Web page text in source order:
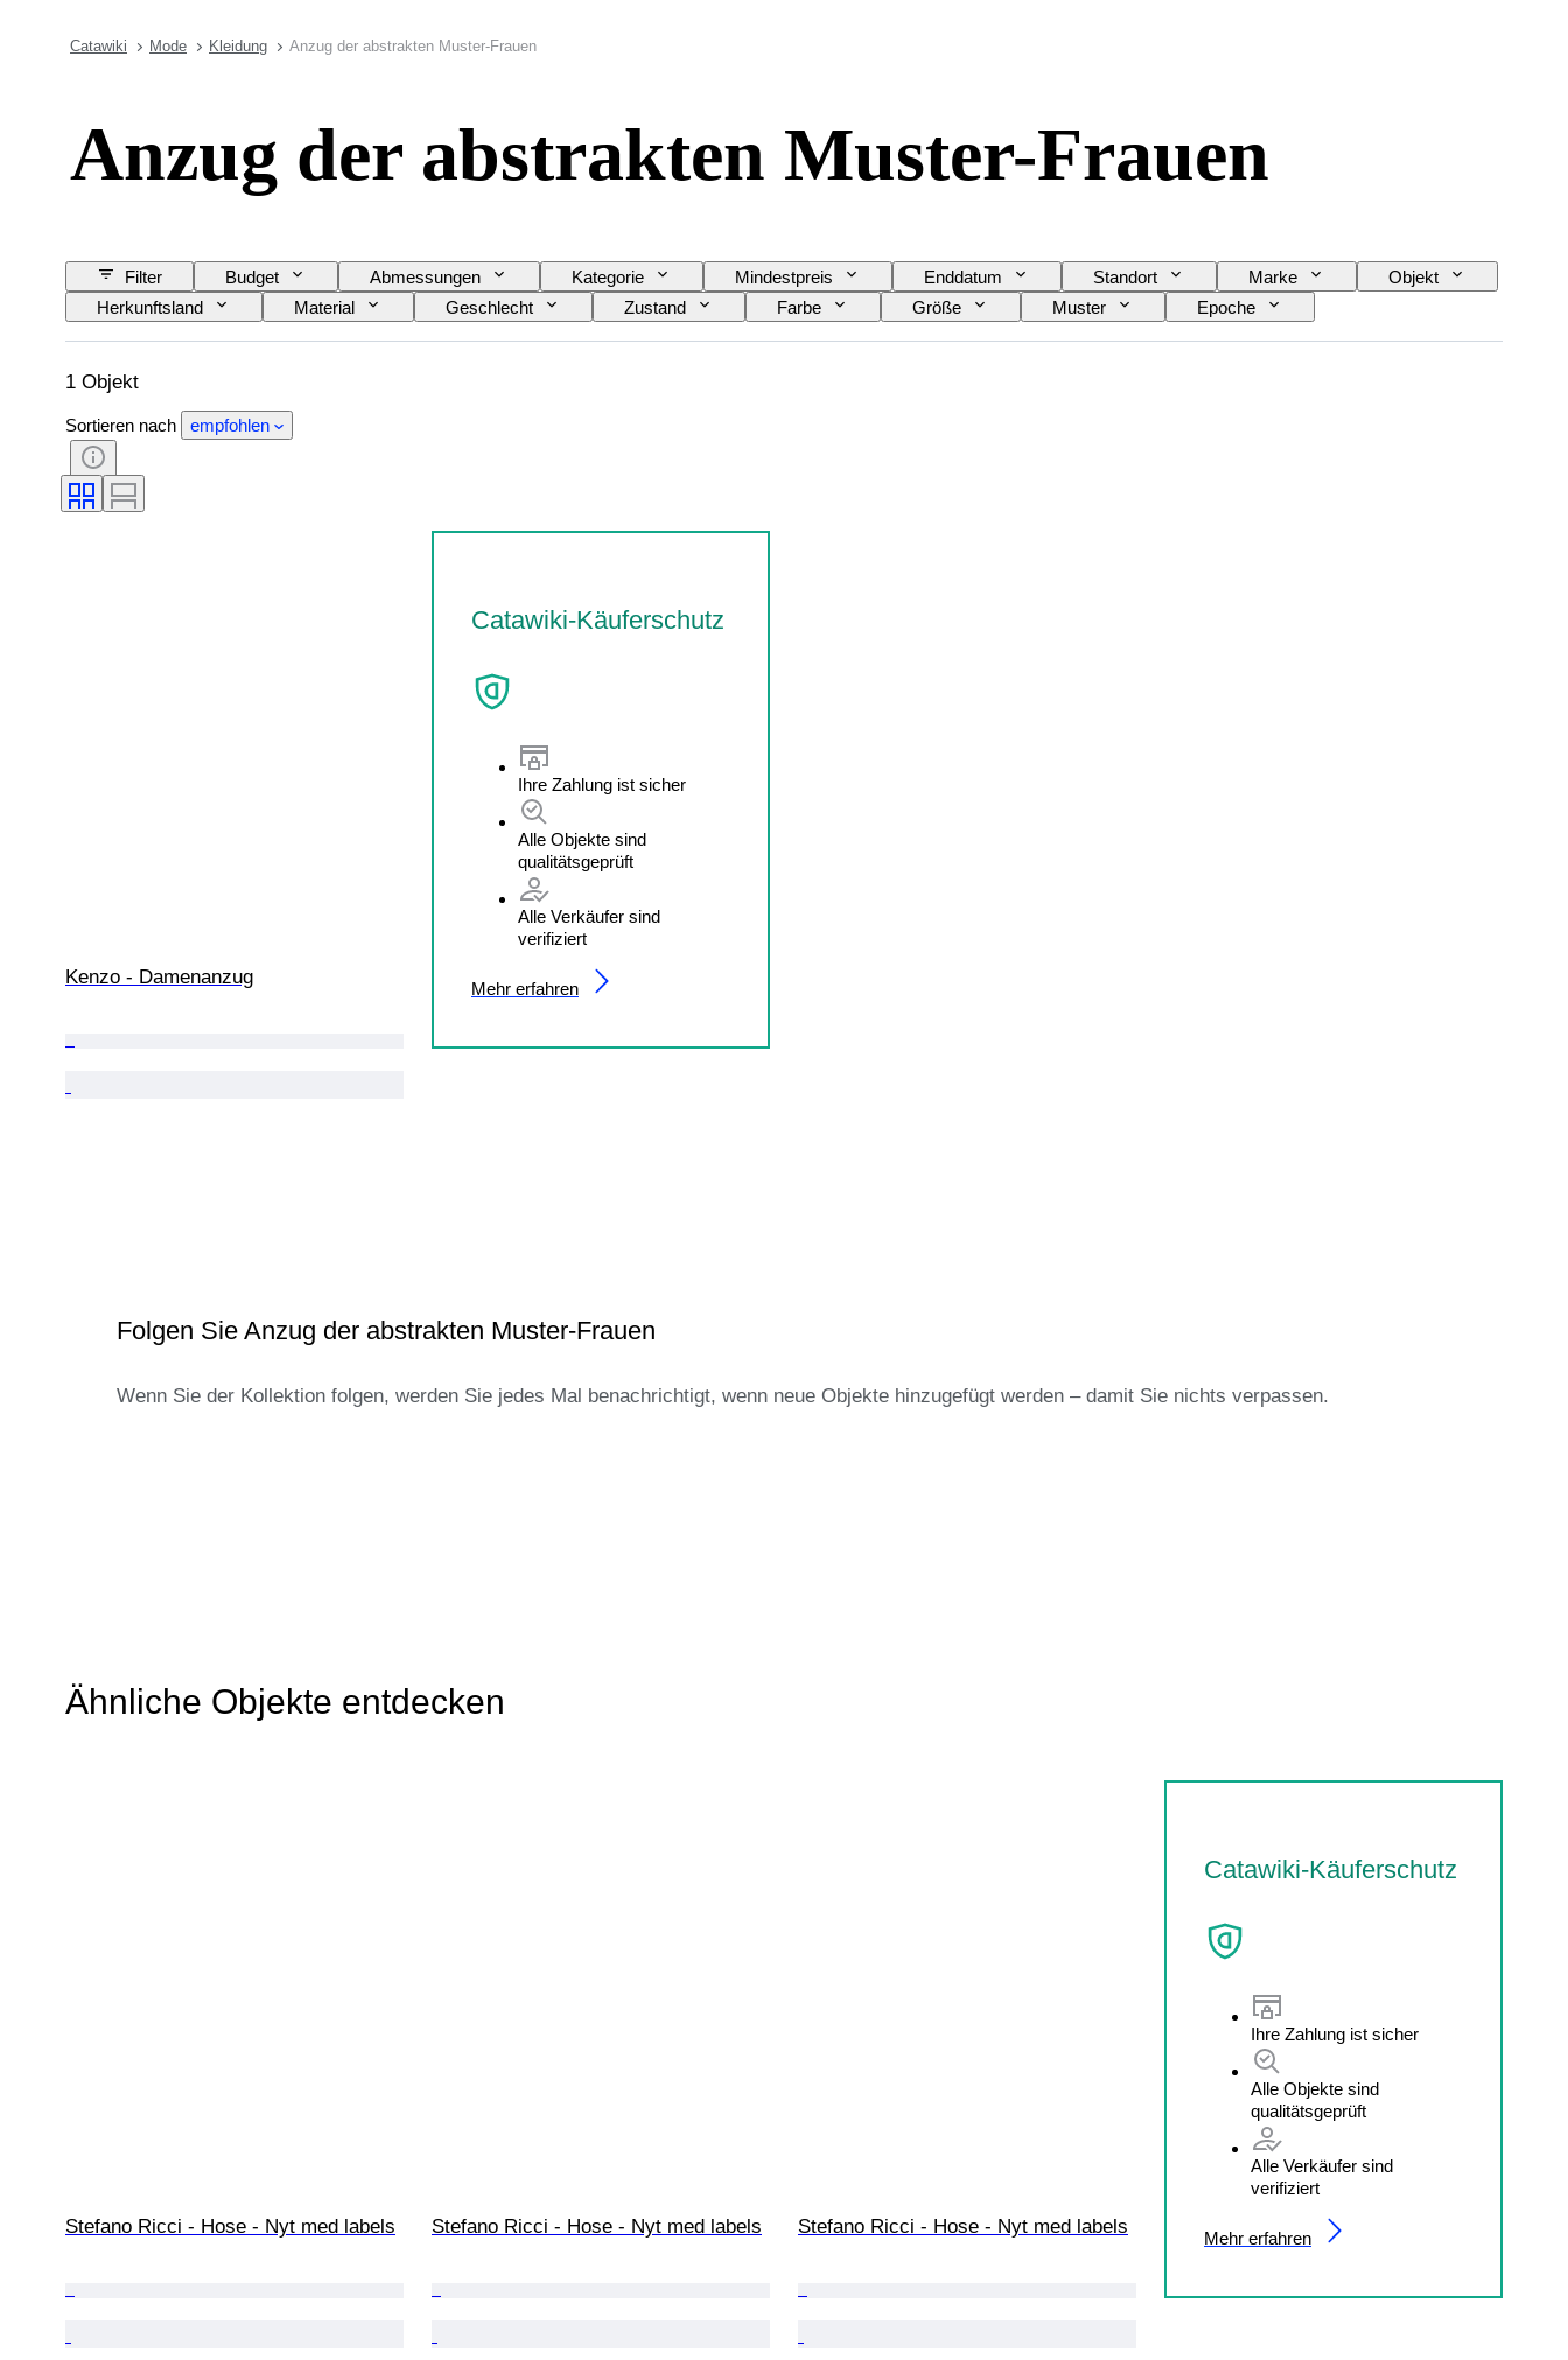
Catawiki Mode Kleidung Anzug der abstrakten Muster-Frauen
Anzug der abstrakten Muster-Frauen
Filter Budget Abmessungen Kategorie Mindestpreis Enddatum Standort Marke
Objekt
Herkunftsland
Material Geschlecht Zustand Farbe Größe Muster Epoche
1 Objekt
Sortieren nach empfohlen
Kenzo - Damenanzug
Catawiki-Käuferschutz
Ihre Zahlung ist sicher
Alle Objekte sind
qualitätsgeprüft
Alle Verkäufer sind
verifiziert
Mehr erfahren
Folgen Sie Anzug der abstrakten Muster-Frauen
Wenn Sie der Kollektion folgen, werden Sie jedes Mal benachrichtigt, wenn neue Objekte hinzugefügt werden – damit Sie nichts verpassen.
Ähnliche Objekte entdecken
Catawiki-Käuferschutz
Ihre Zahlung ist sicher
Alle Objekte sind
qualitätsgeprüft
Alle Verkäufer sind
verifiziert
Mehr erfahren
Stefano Ricci - Hose - Nyt med labels Stefano Ricci - Hose - Nyt med labels Stefano Ricci - Hose - Nyt med labels